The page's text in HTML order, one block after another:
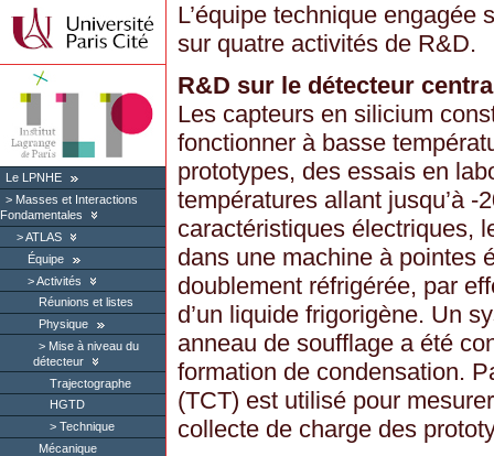
Le LPNHE
Masses et Interactions
Fondamentales
ATLAS
Équipe
Activités
Réunions et listes
Physique
Mise à niveau du
détecteur
Trajectographe
HGTD
Technique
Mécanique
L’équipe technique engagée
sur quatre activités de R&D.
R&D sur le détecteur
Les capteurs en silicium
fonctionner à basse
prototypes, des essais en
températures allant jusqu’à -
caractéristiques électriques,
dans une machine à pointes
doublement réfrigérée, par
d’un liquide frigorigène. Un
anneau de soufflage a été
formation de condensation.
(TCT) est utilisé pour
collecte de charge des